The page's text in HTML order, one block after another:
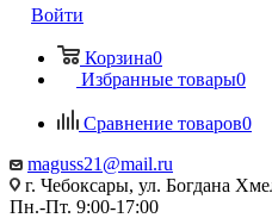
Войти
Корзина0
Избранные товары0
Сравнение товаров0
maguss21@mail.ru
г. Чебоксары, ул. Богдана
Пн.-Пт. 9:00-17:00